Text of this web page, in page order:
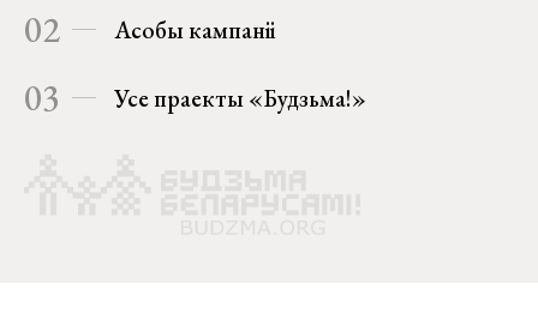
02 Асобы кампаніі
03 Усе праекты «Будзьма!»